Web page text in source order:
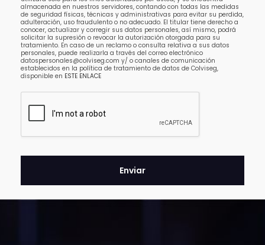
almacenada en nuestros servidores, contando con todas las medidas
de seguridad físicas, técnicas y administrativas para evitar su perdida,
adulteración, uso fraudulento o no adecuado. El titular tiene derecho a
conocer, actualizar y corregir sus datos personales, así mismo, podrá
solicitar la supresión o revocar la autorización otorgada para su
tratamiento. En caso de un reclamo o consulta relativa a sus datos
personales, puede realizarla a través del correo electrónico
datospersonales@colviseg.com y/ o canales de comunicación
establecidos en la política de tratamiento de datos de Colviseg,
disponible en ESTE ENLACE
Enviar